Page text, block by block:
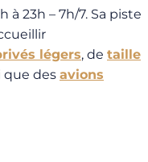
à 23h – 7h/7. Sa piste
légers, de taille
que des avions